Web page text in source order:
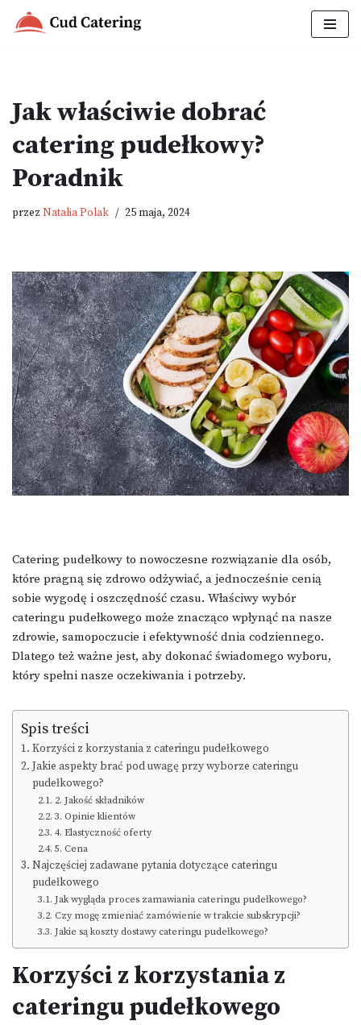
Jak właściwie dobrać
catering pudełkowy?
Poradnik
przez Natalia Polak 25 maja, 2024
Catering pudełkowy to nowoczesne rozwiązanie dla osób,
które pragną się zdrowo odżywiać, a jednocześnie cenią
sobie wygodę i oszczędność czasu. Właściwy wybór
cateringu pudełkowego może znacząco wpłynąć na nasze
zdrowie, samopoczucie i efektywność dnia codziennego.
Dlatego też ważne jest, aby dokonać świadomego wyboru,
który spełni nasze oczekiwania i potrzeby.
Spis treści
Korzyści z korzystania z cateringu pudełkowego
Jakie aspekty brać pod uwagę przy wyborze cateringu
pudełkowego?
2. Jakość składników
3. Opinie klientów
4. Elastyczność oferty
5. Cena
Najczęściej zadawane pytania dotyczące cateringu
pudełkowego
Jak wygląda proces zamawiania cateringu pudełkowego?
Czy mogę zmieniać zamówienie w trakcie subskrypcji?
Jakie są koszty dostawy cateringu pudełkowego?
Korzyści z korzystania z
cateringu pudełkowego